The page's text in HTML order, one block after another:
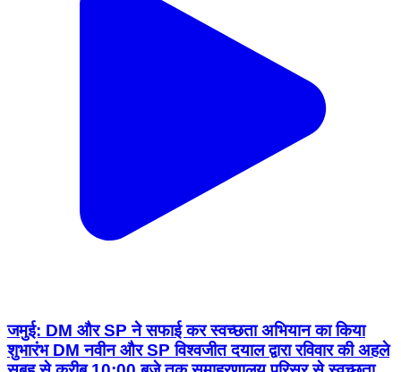
जमुई: DM और SP ने सफाई कर स्वच्छता अभियान का किया
शुभारंभ DM नवीन और SP विश्वजीत दयाल द्वारा रविवार की अहले